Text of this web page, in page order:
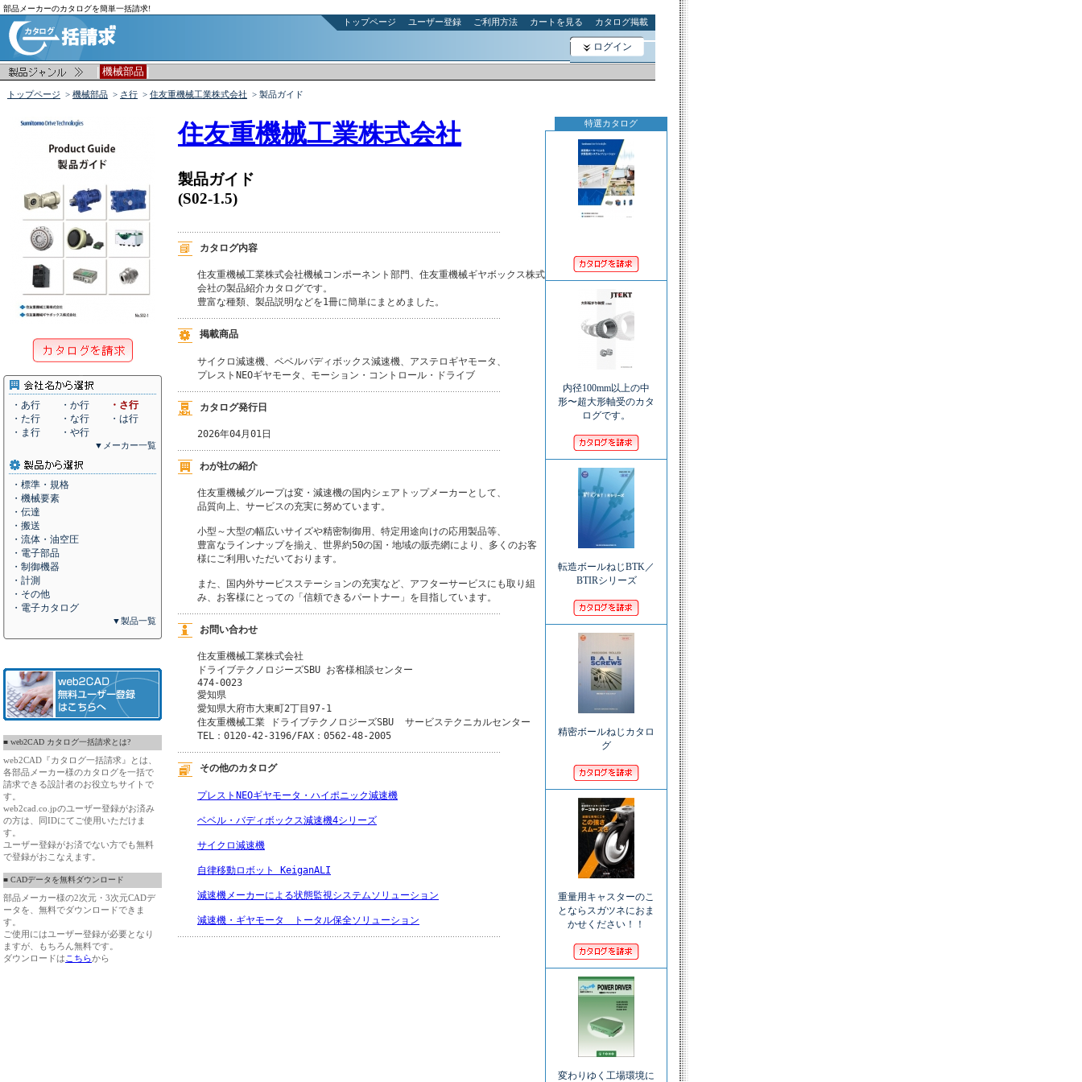
部品メーカーのカタログを簡単一括請求!
トップページ ユーザー登録 ご利用方法 カートを見る カタログ掲載
ログイン
| 機械部品 |
トップページ > 機械部品 > さ行 > 住友重機械工業株式会社 > 製品ガイド
・あ行 ・か行
・さ行
・た行
・な行
・は行
・ま行
・や行
▼メーカー一覧
・標準・規格
・機械要素
・伝達
・搬送
・流体・油空圧
・電子部品
・制御機器
・計測
・その他
・電子カタログ
▼製品一覧
■ web2CAD カタログ一括請求とは?
web2CAD『カタログ一括請求』とは、
各部品メーカー様のカタログを一括で
請求できる設計者のお役立ちサイトで
す。
web2cad.co.jpのユーザー登録がお済み
の方は、同IDにてご使用いただけま
す。
ユーザー登録がお済でない方でも無料
で登録がおこなえます。
■ CADデータを無料ダウンロード
部品メーカー様の2次元・3次元CADデ
ータを、無料でダウンロードできま
す。
ご使用にはユーザー登録が必要となり
ますが、もちろん無料です。
ダウンロードは こちらから
住友重機械工業株式会社
製品ガイド
(S02-1.5)
カタログ内容
住友重機械工業株式会社機械コンポーネント部門、住友重機械ギヤボックス株式
会社の製品紹介カタログです。
豊富な種類、製品説明などを1冊に簡単にまとめました。
掲載商品
サイクロ減速機、ベベルバディボックス減速機、アステロギヤモータ、
プレストNEOギヤモータ、モーション・コントロール・ドライブ
カタログ発行日
2026年04月01日
わが社の紹介
住友重機械グループは変・減速機の国内シェアトップメーカーとして、
品質向上、サービスの充実に努めています。
小型～大型の幅広いサイズや精密制御用、特定用途向けの応用製品等、
豊富なラインナップを揃え、世界約50の国・地域の販売網により、多くのお客
様にご利用いただいております。
また、国内外サービスステーションの充実など、アフターサービスにも取り組
み、お客様にとっての「信頼できるパートナー」を目指しています。
お問い合わせ
住友重機械工業株式会社
ドライブテクノロジーズSBU お客様相談センター
474-0023
愛知県
愛知県大府市大東町2丁目97-1
住友重機械工業 ドライブテクノロジーズSBU  サービステクニカルセンター
TEL：0120-42-3196/FAX：0562-48-2005
その他のカタログ
プレストNEOギヤモータ・ハイポニック減速機
ベベル・バディボックス減速機4シリーズ
サイクロ減速機
自律移動ロボット KeiganALI
減速機メーカーによる状態監視システムソリューション
減速機・ギヤモータ　トータル保全ソリューション
特選カタログ
内径100mm以上の中
形〜超大形軸受のカタ
ログです。
転造ボールねじBTK／
BTIRシリーズ
精密ボールねじカタロ
グ
重量用キャスターのこ
とならスガツネにおま
かせください！！
変わりゆく工場環境に